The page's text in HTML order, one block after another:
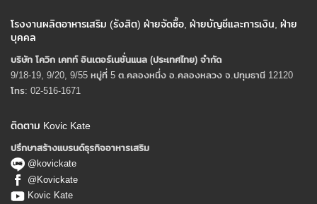
โรงงานผลิตอาหารเสริม (รังสิต) ฝ่ายจัดซื้อ, ฝ่ายบัญชีและการเงิน, ฝ่าย
บุคคล
บริษัท โควิก เคทท์ อินเตอร์เนชั่นแนล (ประเทศไทย) จํากัด
9/18-19, 9/20, 9/55 หมู่ที่ 5 ต.คลองหนึ่ง อ.คลองหลวง จ.ปทุมธานี 12120
โทร: 02-516-1671
ติดตาม Kovic Kate
ปรึกษาสร้างแบรนด์ธุรกิจอาหารเสริม
@kovickate
@Kovickate
Kovic Kate